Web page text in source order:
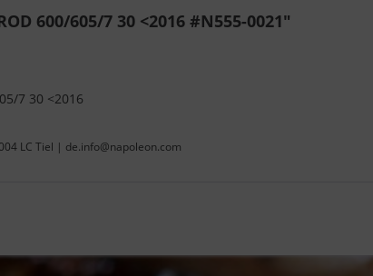
600/605/7 30 <2016 #N555-0021"
7 30 <2016
LC Tiel | de.info@napoleon.com